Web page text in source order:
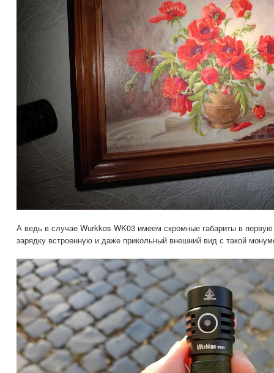
А ведь в случае Wurkkos WK03 имеем скромные габариты в
зарядку встроенную и даже прикольный внешний вид с такой